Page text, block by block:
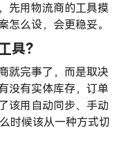
先用物流商的工具摸
怎么设，会更稳妥。
具？
就完事了，而是取决
没有实体库存，订单
该用自动同步、手动
时候该从一种方式切